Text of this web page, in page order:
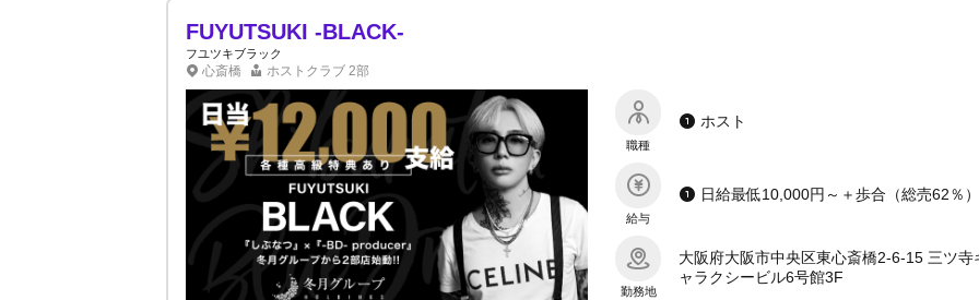
FUYUTSUKI -BLACK-
フユツキブラック
心斎橋 ホストクラブ 2部
職種
ホスト
給与
勤務地
大阪府大阪市中央区東心斎橋2-6-15 三ツ寺
ャラクシービル6号館3F